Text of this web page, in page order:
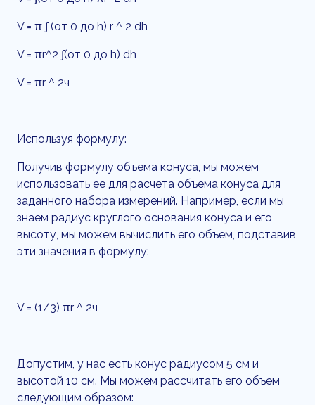
V = π ∫ (от 0 до h) r ^ 2 dh
V = πr^2 ∫(от 0 до h) dh
V = πr ^ 2ч
Используя формулу:
Получив формулу объема конуса, мы можем
использовать ее для расчета объема конуса для
заданного набора измерений. Например, если мы
знаем радиус круглого основания конуса и его
высоту, мы можем вычислить его объем, подставив
эти значения в формулу:
V = (1/3) πr ^ 2ч
Допустим, у нас есть конус радиусом 5 см и
высотой 10 см. Мы можем рассчитать его объем
следующим образом: